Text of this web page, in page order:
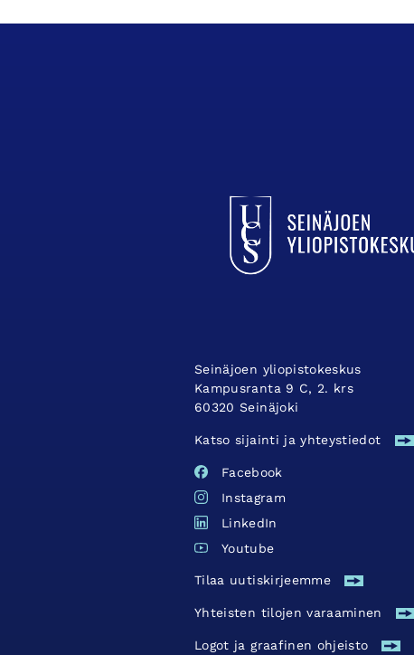
Seinäjoen yliopistokeskus
Kampusranta 9 C, 2. krs
60320 Seinäjoki
Katso sijainti ja yhteystiedot
Facebook
Instagram
LinkedIn
Youtube
Tilaa uutiskirjeemme
Yhteisten tilojen varaaminen
Logot ja graafinen ohjeisto